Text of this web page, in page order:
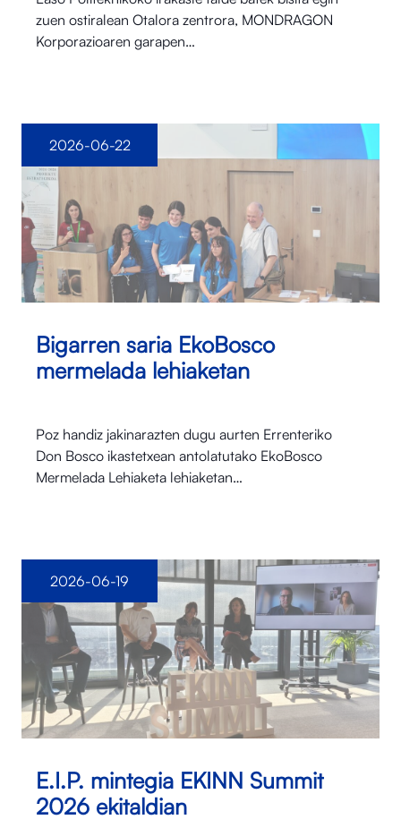
zuen ostiralean Otalora⁠ zentrora, MONDRAGON
Korporazioaren garapen…
Bigarren saria EkoBosco
mermelada lehiaketan
Poz handiz jakinarazten dugu aurten Errenteriko
Don Bosco ikastetxean antolatutako EkoBosco
Mermelada Lehiaketa lehiaketan…
2026-06-22
E.I.P. mintegia EKINN Summit
2026 ekitaldian
2026-06-19